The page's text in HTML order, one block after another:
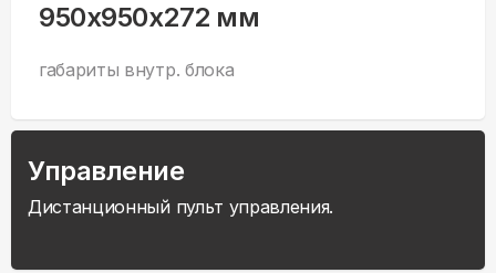
950x950x272 мм
габариты внутр. блока
Управление
Дистанционный пульт управления.